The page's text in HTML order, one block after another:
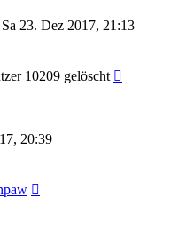
Sa 23. Dez 2017, 21:13
10209 gelöscht
20:39